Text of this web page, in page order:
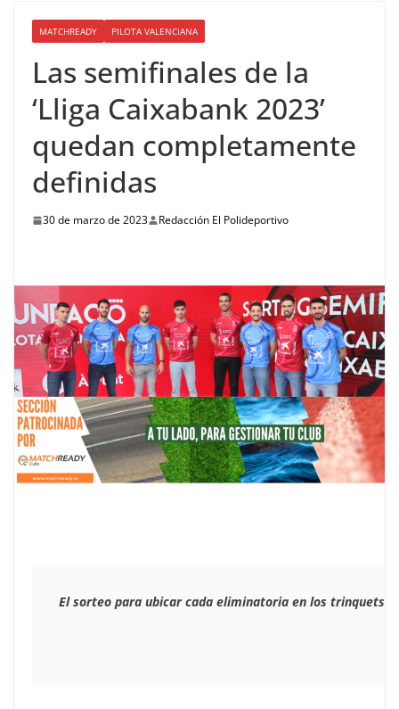
MATCHREADY PILOTA VALENCIANA
Las semifinales de la
‘Lliga Caixabank 2023’
quedan completamente
definidas
30 de marzo de 2023 Redacción El Polideportivo
El sorteo para ubicar cada eliminatoria en los trinquets